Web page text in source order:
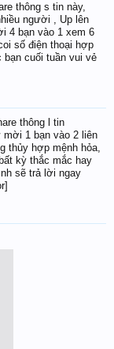
thông s tin này,
người , Up lên
4 bạn vào 1 xem 6
số điện thoại hợp
bạn cuối tuần vui vẻ
thông l tin
mời 1 bạn vào 2 liên
thủy hợp mệnh hỏa,
kỳ thắc mắc hay
sẽ trả lời ngay